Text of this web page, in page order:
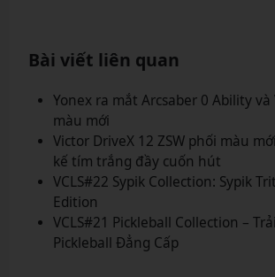
Bài viết liên quan
Yonex ra mắt Arcsaber 0 Ability và
màu mới
Victor DriveX 12 ZSW phối màu
kế tím trắng đầy cuốn hút
VCLS#22 Sypik Collection: Sypik
Edition
VCLS#21 Pickleball Collection –
Pickleball Đẳng Cấp